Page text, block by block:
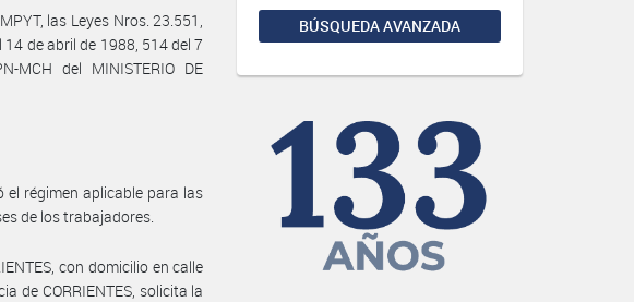
BÚSQUEDA AVANZADA
las Leyes Nros. 23.551,
de abril de 1988, 514 del 7
MCH del MINISTERIO DE
el régimen aplicable para las
de los trabajadores.
con domicilio en calle
de CORRIENTES, solicita la